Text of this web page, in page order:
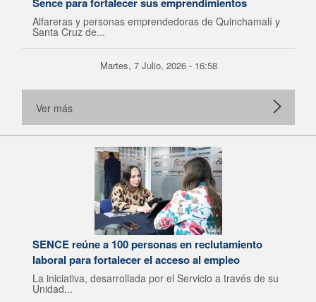
Alfareras y personas emprendedoras de Quinchamalí y
Santa Cruz de...
Martes, 7 Julio, 2026 - 16:58
Ver más
SENCE reúne a 100 personas en reclutamiento
laboral para fortalecer el acceso al empleo
La iniciativa, desarrollada por el Servicio a través de su
Unidad...